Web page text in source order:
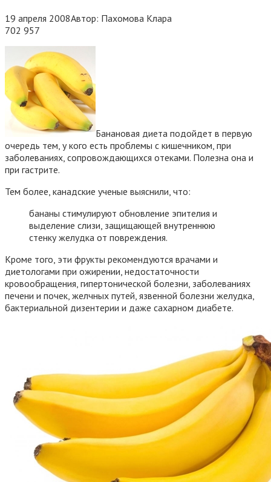
19 апреля 2008Автор: Пахомова Клара
702 957
Банановая диета подойдет в первую
очередь тем, у кого есть проблемы с кишечником, при
заболеваниях, сопровождающихся отеками. Полезна она и
при гастрите.
Тем более, канадские ученые выяснили, что:
бананы стимулируют обновление эпителия и
выделение слизи, защищающей внутреннюю
стенку желудка от повреждения.
Кроме того, эти фрукты рекомендуются врачами и
диетологами при ожирении, недостаточности
кровообращения, гипертонической болезни, заболеваниях
печени и почек, желчных путей, язвенной болезни желудка,
бактериальной дизентерии и даже сахарном диабете.